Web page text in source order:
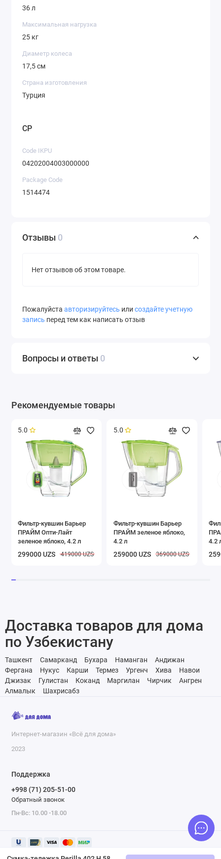
36 л
Максимальная нагрузка
25 кг
Диаметр колеса
17,5 см
Страна изготовления
Турция
CP
Code IKPU
04202004003000000
Package Code
1514474
Отзывы 0
Нет отзывов об этом товаре.
Пожалуйста авторизируйтесь или создайте учетную
запись перед тем как написать отзыв
Вопросы и ответы 0
Рекомендуемые товары
5.0
Фильтр-кувшин Барьер
ПРАЙМ Опти-Лайт
зеленое яблоко, 4.2 л
299000 UZS 419000 UZS
5.0
Фильтр-кувшин Барьер
ПРАЙМ зеленое яблоко,
4.2 л
259000 UZS 369000 UZS
4.2
Доставка товаров для дома
по Узбекистану
Ташкент Самарканд Бухара Наманган
Андижан
Фергана
Нукус Карши Термез Ургенч Хива
Навои
Джизак
Гулистан Коканд Маргилан Чирчик
Ангрен
Алмалык
Шахрисабз
Интернет-магазин «Всё для дома»
2023
Поддержка
+998 (71) 205-51-00
Обратный звонок
Пн-Вс: 10.00 -18.00